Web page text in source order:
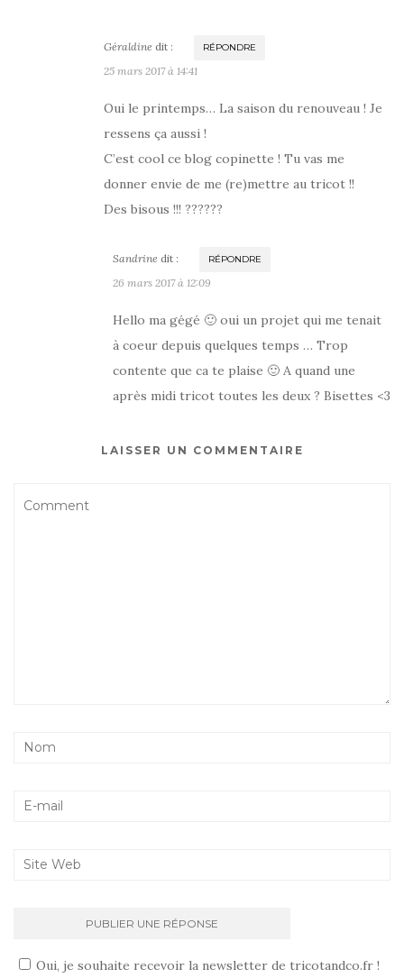
Géraldine dit : RÉPONDRE
25 mars 2017 à 14:41
Oui le printemps… La saison du renouveau ! Je
ressens ça aussi !
C’est cool ce blog copinette ! Tu vas me
donner envie de me (re)mettre au tricot !!
Des bisous !!! ??????
Sandrine dit : RÉPONDRE
26 mars 2017 à 12:09
Hello ma gégé 🙂 oui un projet qui me tenait
à coeur depuis quelques temps … Trop
contente que ca te plaise 🙂 A quand une
après midi tricot toutes les deux ? Bisettes <3
LAISSER UN COMMENTAIRE
Oui, je souhaite recevoir la newsletter de tricotandco.fr !